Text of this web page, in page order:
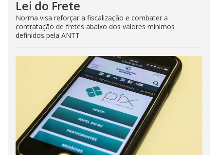
Lei do Frete
Norma visa reforçar a fiscalização e combater a
contratação de fretes abaixo dos valores mínimos
definidos pela ANTT